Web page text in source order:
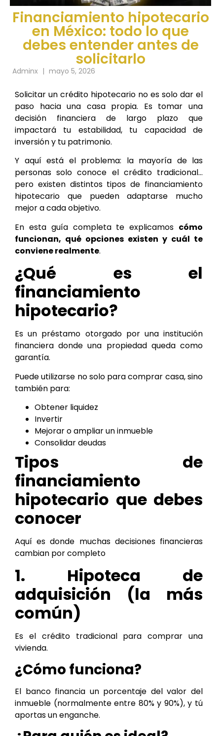
Financiamiento hipotecario
en México: todo lo que
debes entender antes de
solicitarlo
Adminx | mayo 5, 2026
Solicitar un crédito hipotecario no es solo dar el
paso hacia una casa propia. Es tomar una
decisión financiera de largo plazo que
impactará tu estabilidad, tu capacidad de
inversión y tu patrimonio.
Y aquí está el problema: la mayoría de las
personas solo conoce el crédito tradicional…
pero existen distintos tipos de financiamiento
hipotecario que pueden adaptarse mucho
mejor a cada objetivo.
En esta guía completa te explicamos cómo
funcionan, qué opciones existen y cuál te
conviene realmente.
¿Qué es el
financiamiento
hipotecario?
Es un préstamo otorgado por una institución
financiera donde una propiedad queda como
garantía.
Puede utilizarse no solo para comprar casa, sino
también para:
Obtener liquidez
Invertir
Mejorar o ampliar un inmueble
Consolidar deudas
Tipos de
financiamiento
hipotecario que debes
conocer
Aquí es donde muchas decisiones financieras
cambian por completo
1. Hipoteca de
adquisición (la más
común)
Es el crédito tradicional para comprar una
vivienda.
¿Cómo funciona?
El banco financia un porcentaje del valor del
inmueble (normalmente entre 80% y 90%), y tú
aportas un enganche.